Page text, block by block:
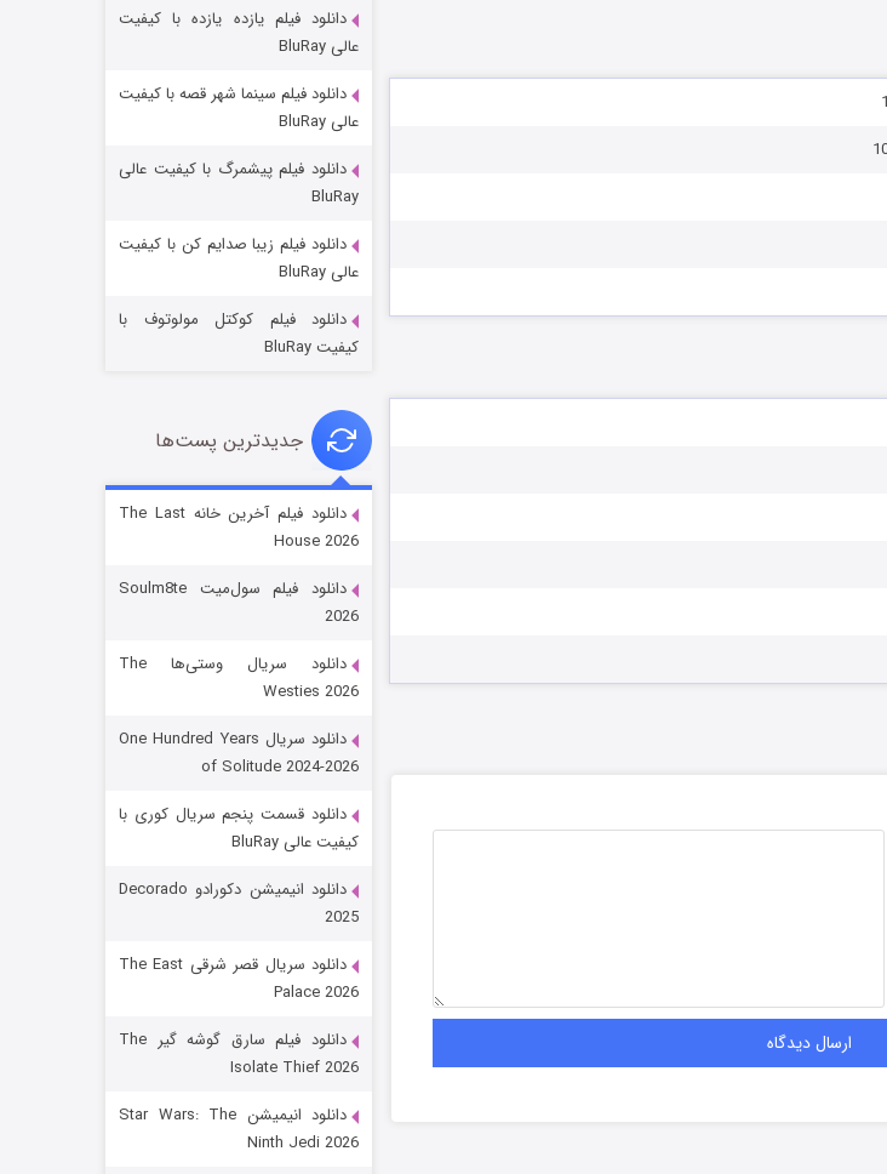
جادوگری در مغولستان
قسمت
رویایی برای تو
قسمت
دانلود فیلم یازده یازده با کیفیت
عالی BluRay
دانلود فیلم سینما شهر قصه با کیفیت
عالی BluRay
دانلود فیلم پیشمرگ با کیفیت عالی
BluRay
دانلود فیلم زیبا صدایم کن با کیفیت
عالی BluRay
دانلود فیلم کوکتل مولوتوف با
کیفیت BluRay
جدیدترین پست‌ها
دانلود فیلم آخرین خانه The Last
House 2026
دانلود فیلم سول‌میت Soulm8te
2026
دانلود سریال وستی‌ها The
Westies 2026
دانلود سریال One Hundred Years
of Solitude 2024-2026
دانلود قسمت پنجم سریال کوری با
کیفیت عالی BluRay
دانلود انیمیشن دکورادو Decorado
2025
دانلود سریال قصر شرقی The East
Palace 2026
دانلود فیلم سارق گوشه گیر The
Isolate Thief 2026
دانلود انیمیشن Star Wars: The
Ninth Jedi 2026